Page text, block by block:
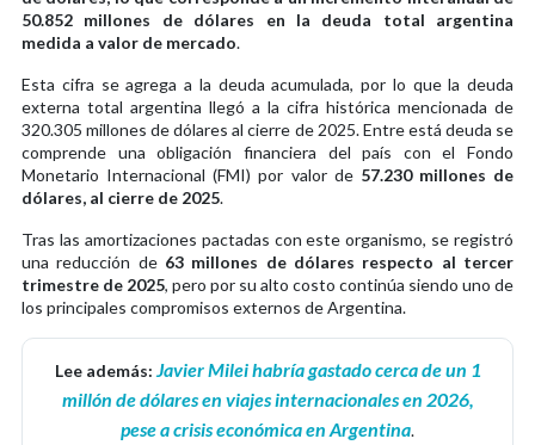
50.852 millones de dólares en la deuda total argentina
medida a valor de mercado.
Esta cifra se agrega a la deuda acumulada, por lo que la deuda
externa total argentina llegó a la cifra histórica mencionada de
320.305 millones de dólares al cierre de 2025. Entre está deuda se
comprende una obligación financiera del país con el Fondo
Monetario Internacional (FMI) por valor de 57.230 millones de
dólares, al cierre de 2025.
Tras las amortizaciones pactadas con este organismo, se registró
una reducción de 63 millones de dólares respecto al tercer
trimestre de 2025, pero por su alto costo continúa siendo uno de
los principales compromisos externos de Argentina.
Lee además: Javier Milei habría gastado cerca de un 1
millón de dólares en viajes internacionales en 2026,
pese a crisis económica en Argentina.